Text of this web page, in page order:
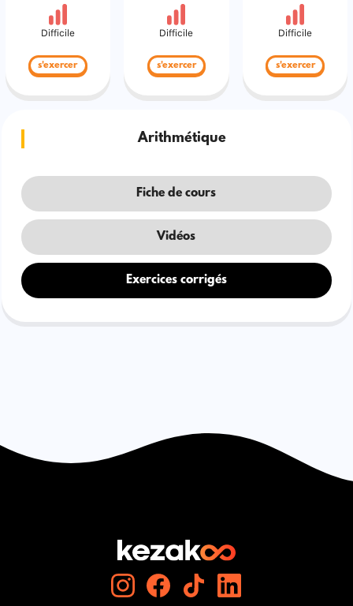
Difficile
s'exercer
Difficile
s'exercer
Difficile
s'exercer
Arithmétique
Fiche de cours
Vidéos
Exercices corrigés